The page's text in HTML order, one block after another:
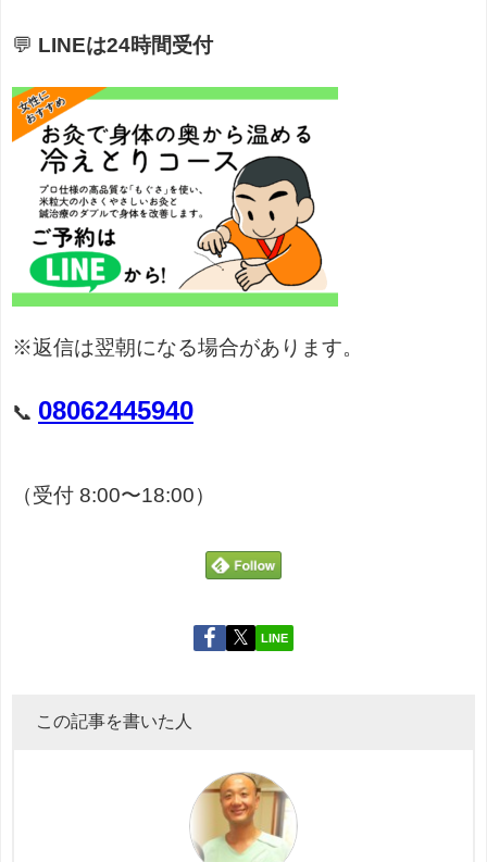
💬 LINEは24時間受付
※返信は翌朝になる場合があります。
📞 08062445940
（受付 8:00〜18:00）
LINE
この記事を書いた人